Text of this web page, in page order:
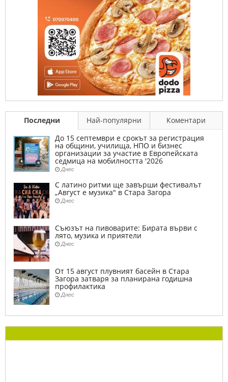
Последни Най-популярни
Коментари
До 15 септември е срокът за регистрация
на общини, училища, НПО и бизнес
организации за участие в Европейската
седмица на мобилността '2026
Днес
С латино ритми ще завърши фестивалът
„Август е музика" в Стара Загора
Днес
Съюзът на пивоварите: Бирата върви с
лято, музика и приятели
Днес
От 15 август плувният басейн в Стара
Загора затваря за планирана годишна
профилактика
Днес